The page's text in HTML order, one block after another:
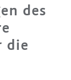
des
die